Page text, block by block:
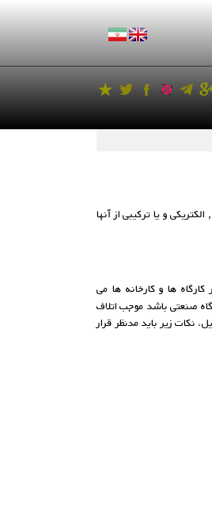
و یا تركیبی از آنها
ها و کارخانه ها می
صنعتی باشد موجب اتلاف
نکات زیر باید مدنظر قرار